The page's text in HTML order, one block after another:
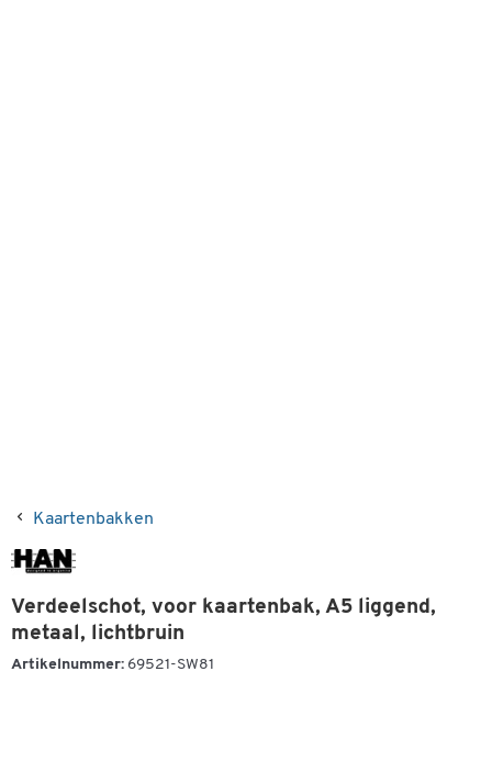
Kaartenbakken
Verdeelschot, voor kaartenbak, A5 liggend,
metaal, lichtbruin
Artikelnummer: 69521-SW81